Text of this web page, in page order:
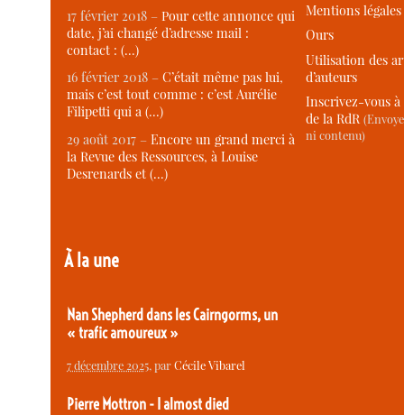
17 février 2018 –Pour cette annonce qui
date, j’ai changé d’adresse mail :
contact : (…)
16 février 2018 –C’était même pas lui,
mais c’est tout comme : c’est Aurélie
Filipetti qui a (…)
29 août 2017 –Encore un grand merci à
la Revue des Ressources, à Louise
Desrenards et (…)
À la une
Nan Shepherd dans les Cairngorms, un
« trafic amoureux »
7 décembre 2025, parCécile Vibarel
Pierre Mottron - I almost died
Mentions légales
Ours
Utilisation des
d’auteurs
Inscrivez-vous
de la RdR
ni contenu)